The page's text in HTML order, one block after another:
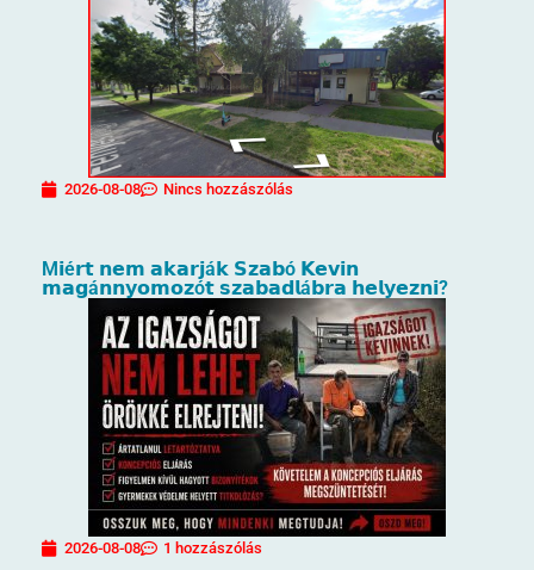
2026-08-08 Nincs hozzászólás
M𝗶é𝗿𝘁 𝗻𝗲𝗺 𝗮𝗸𝗮𝗿𝗷á𝗸 𝗦𝘇𝗮𝗯ó 𝗞𝗲𝘃𝗶𝗻
𝗺𝗮𝗴á𝗻𝗻𝘆𝗼𝗺𝗼𝘇ó𝘁 𝘀𝘇𝗮𝗯𝗮𝗱𝗹á𝗯𝗿𝗮 𝗵𝗲𝗹𝘆𝗲𝘇𝗻𝗶?
2026-08-08 1 hozzászólás